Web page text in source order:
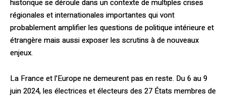
historique se déroule dans un contexte de multiples crises
régionales et internationales importantes qui vont
probablement amplifier les questions de politique intérieure et
étrangère mais aussi exposer les scrutins à de nouveaux
enjeux.
La France et l’Europe ne demeurent pas en reste. Du 6 au 9
juin 2024, les électrices et électeurs des 27 États membres de